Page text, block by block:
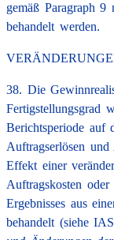
gemäß Paragraph 9
behandelt werden.
38. Die
Fertigstellungsgrad
Berichtsperiode auf
Auftragserlösen
Effekt einer
Auftragskosten
Ergebnisses aus
behandelt (siehe